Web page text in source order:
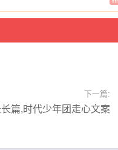
下一篇:
篇,时代少年团走心文案